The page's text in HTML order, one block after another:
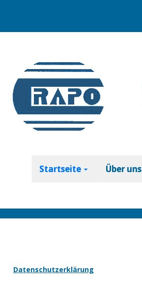
Startseite Über uns
Datenschutzerklärung